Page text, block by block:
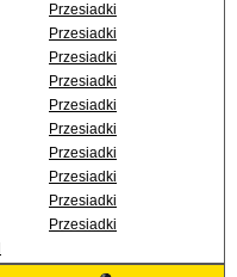
Przesiadki
Przesiadki
Przesiadki
Przesiadki
Przesiadki
Przesiadki
Przesiadki
Przesiadki
Przesiadki
Przesiadki